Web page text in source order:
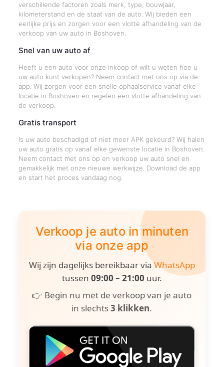
verschillende factoren zoals merk, type, bouwjaar,
kilometerstand en de staat van de auto. Wij bieden een
eerlijke prijs en zorgen voor een vlotte afhandeling van de
verkoop van uw auto in Boshoven.
Snel van uw auto af
Heeft u een auto voor onze inkoop of wilt u weten hoe u
uw auto kunt verkopen? Neem contact met ons op via de
app. Wij zorgen voor een snelle ophaalservice vanaf elke
locatie in Boshoven en regelen een vlotte afhandeling van
de verkoop.
Gratis transport
Is uw auto beschadigd of niet meer APK gekeurd? Wij halen
uw auto gratis op vanaf elke gewenste locatie in Boshoven.
Neem contact met ons op en verkoop uw auto snel en
gemakkelijk met onze nieuwe werkwijze. Download de app
en start het proces vandaag nog.
Verkoop je auto in minuten
via onze app
Wij zijn dagelijks bereikbaar viaWhatsApp
tussen 09:00 – 21:00 uur.
👉 Begin nu met de verkoop van je auto
in slechts3 klikken.